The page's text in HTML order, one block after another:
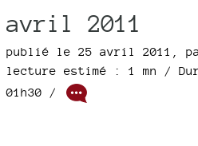
avril 2011
publié le 25 avril 2011
lecture estimé : 1 mn /
01h30 /